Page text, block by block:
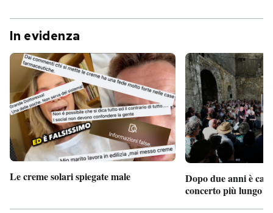
In evidenza
Le creme solari spiegate male
Dopo due anni è
concerto più lungo